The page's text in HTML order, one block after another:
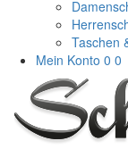
Taschen
Mein Konto 0 0